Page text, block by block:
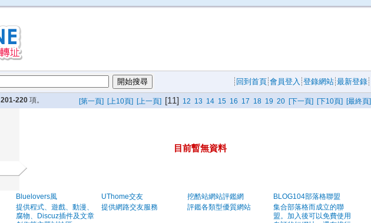
回到首頁 會員登入 登錄網站 最新登錄
201-220 項。 [第一頁] [上10頁] [上一頁] [11] 12 13 14 15 16 17 18 19 20 [下一頁] [下10頁] [最終頁]
目前暫無資料
Bluelovers風
提供程式、遊戲、動漫、
腐物、Discuz插件及文章
UThome交友
提供網路交友服務
挖酷站網站評鑑網
評鑑各類型優質網站
BLOG104部落格聯盟
集合部落格而成立的聯
盟。加入後可以免費使用